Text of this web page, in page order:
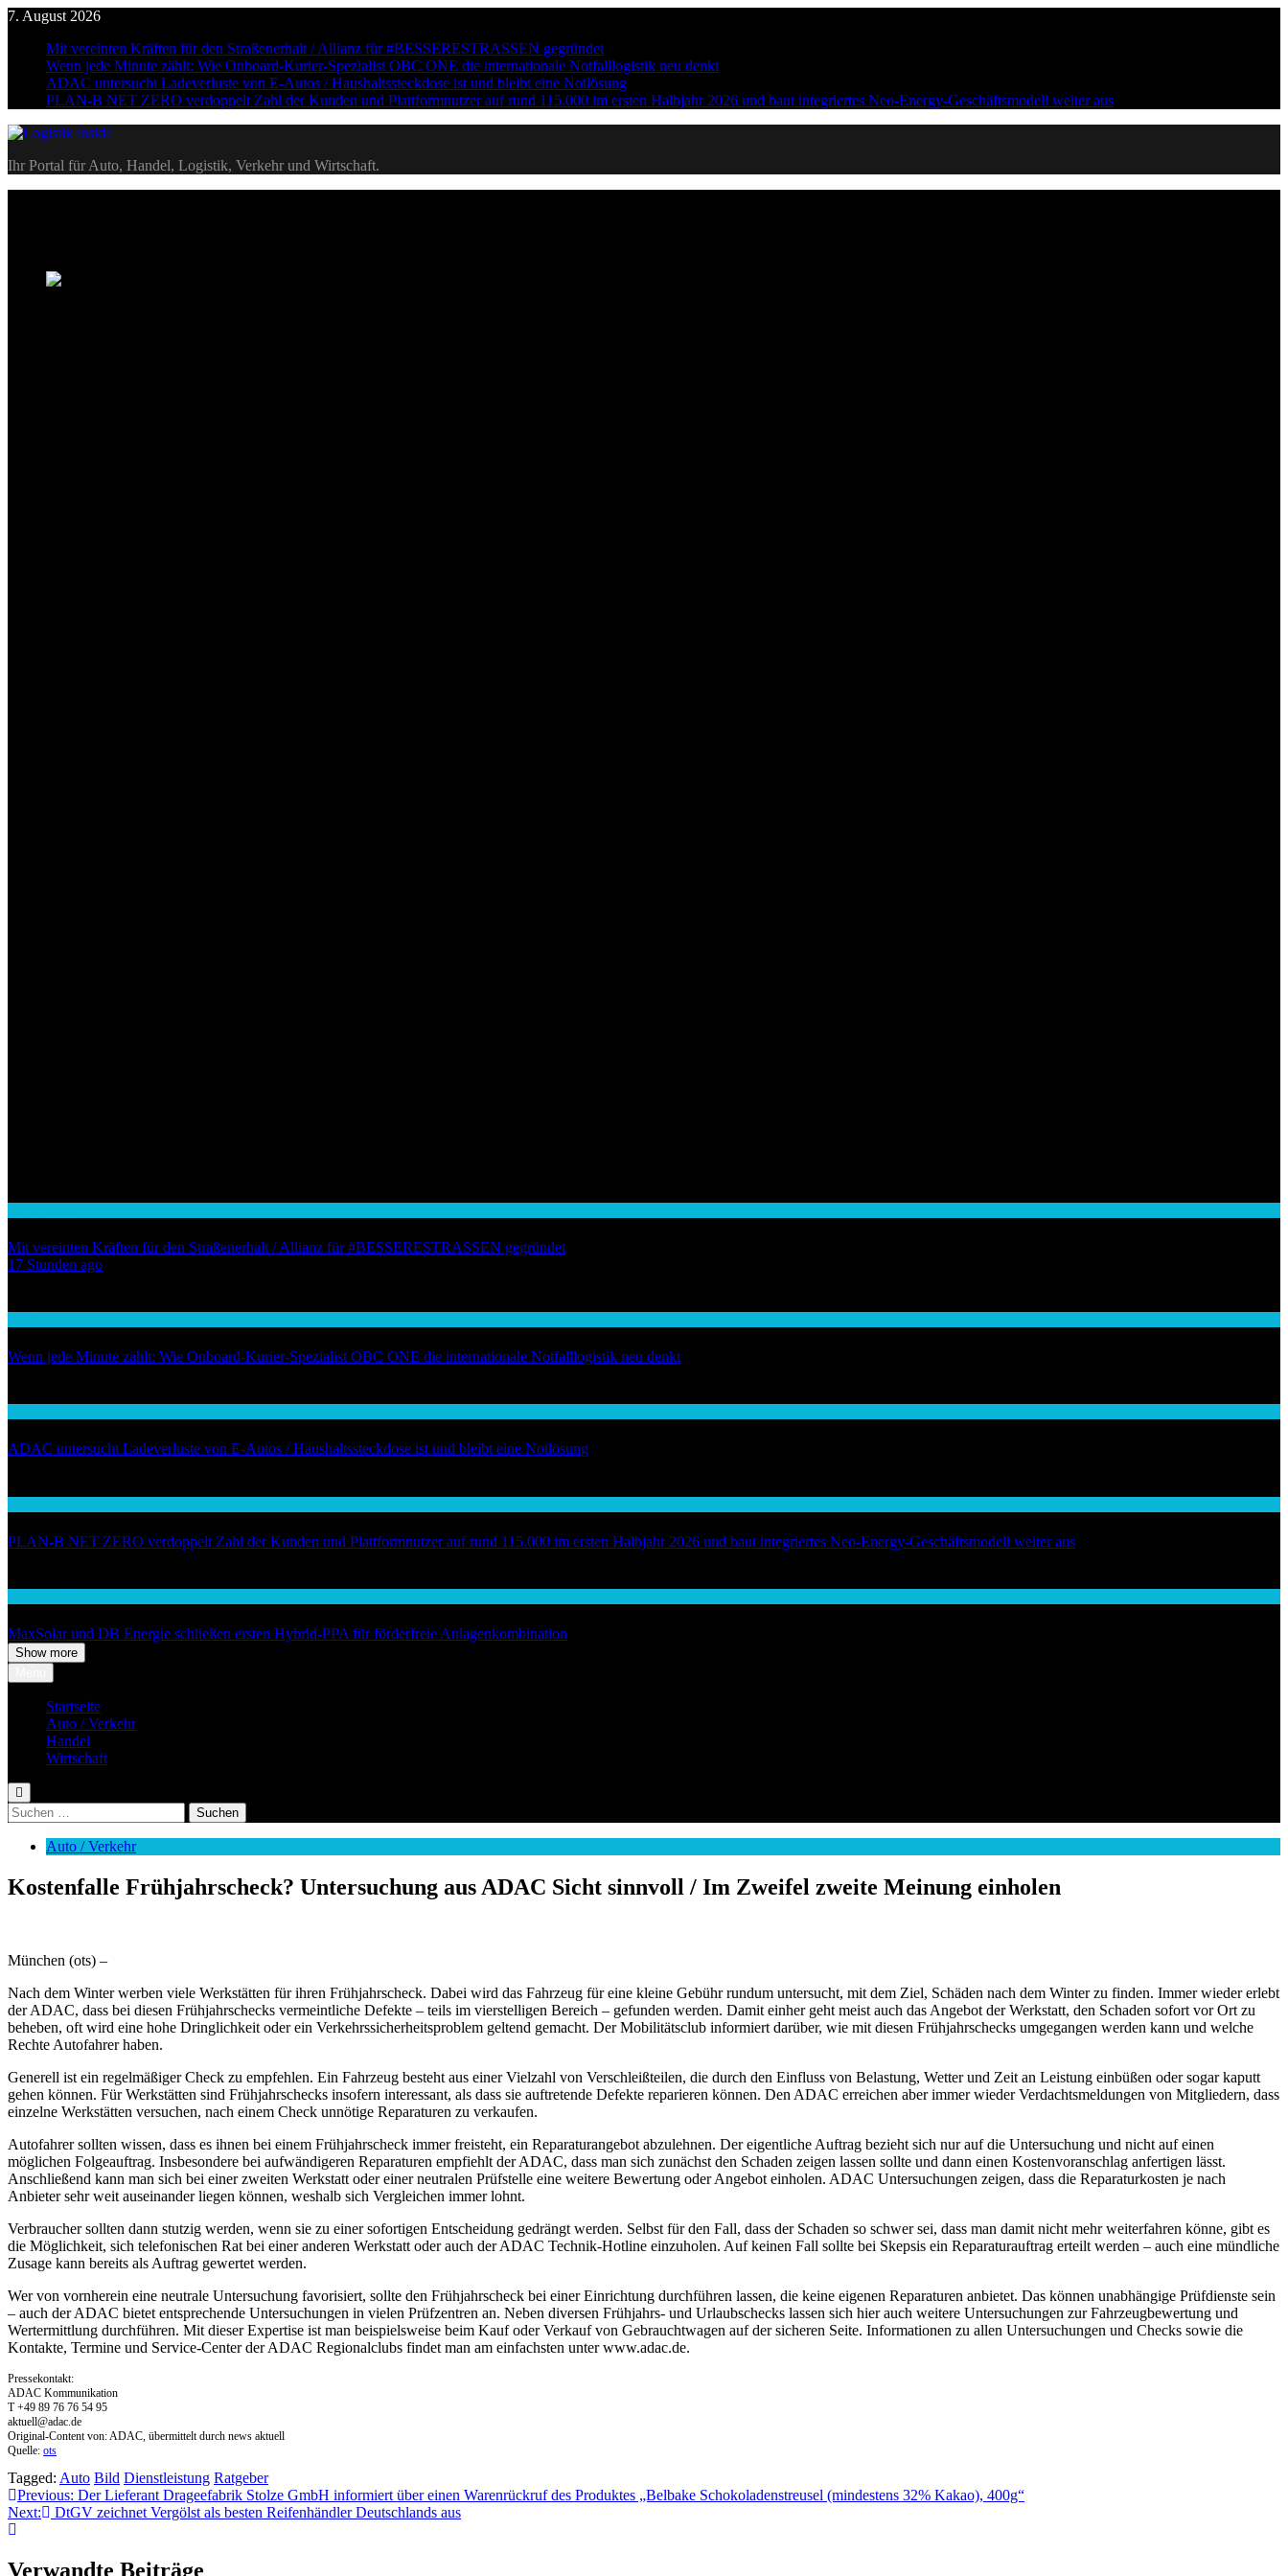
Skip
content
7. August 2026
Mit vereinten Kräften für den Straßenerhalt / Allianz für #BESSERESTRASSEN gegründet
Wenn jede Minute zählt: Wie Onboard-Kurier-Spezialist OBC ONE die internationale Notfalllogistik neu denkt
ADAC untersucht Ladeverluste von E-Autos / Haushaltssteckdose ist und bleibt eine Notlösung
PLAN-B NET ZERO verdoppelt Zahl der Kunden und Plattformnutzer auf rund 115.000 im ersten Halbjahr 2026 und baut integriertes Neo-Energy-Geschäftsmodell weiter aus
Logistik|Inside
Ihr Portal für Auto, Handel, Logistik, Verkehr und Wirtschaft.
Mit vereinten Kräften für den Straßenerhalt / Allianz für #BESSERESTRASSEN gegründet
17 Stunden ago
Wenn jede Minute zählt: Wie Onboard-Kurier-Spezialist OBC ONE die internationale Notfalllogistik neu denkt
ADAC untersucht Ladeverluste von E-Autos / Haushaltssteckdose ist und bleibt eine Notlösung
PLAN-B NET ZERO verdoppelt Zahl der Kunden und Plattformnutzer auf rund 115.000 im ersten Halbjahr 2026 und baut integriertes Neo-Energy-Geschäftsmodell weiter aus
MaxSolar und DB Energie schließen ersten Hybrid-PPA für förderfreie Anlagenkombination
Show more
Startseite
Auto / Verkehr
Handel
Wirtschaft
Suchen
nach:
Auto / Verkehr
Kostenfalle Frühjahrscheck? Untersuchung aus ADAC Sicht sinnvoll / Im Zweifel zweite Meinung einholen
München (ots) –
Nach dem Winter werben viele Werkstätten für ihren Frühjahrscheck. Dabei wird das Fahrzeug für eine kleine Gebühr rundum untersucht, mit dem Ziel, Schäden nach dem Winter zu finden. Immer wieder erlebt
der ADAC, dass bei diesen Frühjahrschecks vermeintliche Defekte – teils im vierstelligen Bereich – gefunden werden. Damit einher geht meist auch das Angebot der Werkstatt, den Schaden sofort vor Ort zu
beheben, oft wird eine hohe Dringlichkeit oder ein Verkehrssicherheitsproblem geltend gemacht. Der Mobilitätsclub informiert darüber, wie mit diesen Frühjahrschecks umgegangen werden kann und welche
Rechte Autofahrer haben.
Generell ist ein regelmäßiger Check zu empfehlen. Ein Fahrzeug besteht aus einer Vielzahl von Verschleißteilen, die durch den Einfluss von Belastung, Wetter und Zeit an Leistung einbüßen oder sogar kaputt
gehen können. Für Werkstätten sind Frühjahrschecks insofern interessant, als dass sie auftretende Defekte reparieren können. Den ADAC erreichen aber immer wieder Verdachtsmeldungen von Mitgliedern, dass
einzelne Werkstätten versuchen, nach einem Check unnötige Reparaturen zu verkaufen.
Autofahrer sollten wissen, dass es ihnen bei einem Frühjahrscheck immer freisteht, ein Reparaturangebot abzulehnen. Der eigentliche Auftrag bezieht sich nur auf die Untersuchung und nicht auf einen
möglichen Folgeauftrag. Insbesondere bei aufwändigeren Reparaturen empfiehlt der ADAC, dass man sich zunächst den Schaden zeigen lassen sollte und dann einen Kostenvoranschlag anfertigen lässt.
Anschließend kann man sich bei einer zweiten Werkstatt oder einer neutralen Prüfstelle eine weitere Bewertung oder Angebot einholen. ADAC Untersuchungen zeigen, dass die Reparaturkosten je nach
Anbieter sehr weit auseinander liegen können, weshalb sich Vergleichen immer lohnt.
Verbraucher sollten dann stutzig werden, wenn sie zu einer sofortigen Entscheidung gedrängt werden. Selbst für den Fall, dass der Schaden so schwer sei, dass man damit nicht mehr weiterfahren könne, gibt es
die Möglichkeit, sich telefonischen Rat bei einer anderen Werkstatt oder auch der ADAC Technik-Hotline einzuholen. Auf keinen Fall sollte bei Skepsis ein Reparaturauftrag erteilt werden – auch eine mündliche
Zusage kann bereits als Auftrag gewertet werden.
Wer von vornherein eine neutrale Untersuchung favorisiert, sollte den Frühjahrscheck bei einer Einrichtung durchführen lassen, die keine eigenen Reparaturen anbietet. Das können unabhängige Prüfdienste sein
– auch der ADAC bietet entsprechende Untersuchungen in vielen Prüfzentren an. Neben diversen Frühjahrs- und Urlaubschecks lassen sich hier auch weitere Untersuchungen zur Fahrzeugbewertung und
Wertermittlung durchführen. Mit dieser Expertise ist man beispielsweise beim Kauf oder Verkauf von Gebrauchtwagen auf der sicheren Seite. Informationen zu allen Untersuchungen und Checks sowie die
Kontakte, Termine und Service-Center der ADAC Regionalclubs findet man am einfachsten unter www.adac.de.
Pressekontakt:
ADAC Kommunikation
T +49 89 76 76 54 95
aktuell@adac.de
Original-Content von: ADAC, übermittelt durch news aktuell
Quelle: ots
Tagged: Auto Bild Dienstleistung Ratgeber
Beitragsnavigation
Previous: Der Lieferant Drageefabrik Stolze GmbH informiert über einen Warenrückruf des Produktes „Belbake Schokoladenstreusel (mindestens 32% Kakao), 400g“
Next:
DtGV zeichnet Vergölst als besten Reifenhändler Deutschlands aus
Verwandte Beiträge